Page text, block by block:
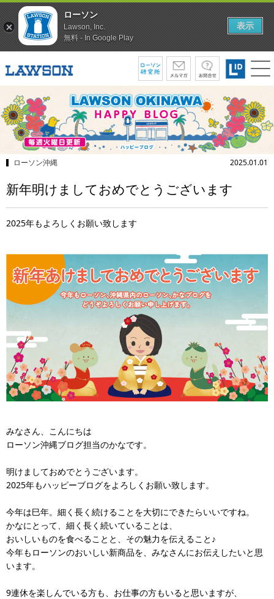
ローソン沖縄 2025.01.01
新年明けましておめでとうございます
2025年もよろしくお願い致します
みなさん、こんにちは
ローソン沖縄ブログ担当のかなです。
明けましておめでとうございます。
2025年もハッピーブログをよろしくお願い致します。
今年は巳年。細く長く続けることを大切にできたらいいですね。
かなにとって、細く長く続いていることは、
おいしいものを食べることと、その魅力を伝えること♪
今年もローソンのおいしい新商品を、みなさんにお伝えしたいと思
います。
9連休を楽しんでいる方も、お仕事の方もいると思いますが、
ローソン
Lawson, Inc.
無料 - In Google Play
表示